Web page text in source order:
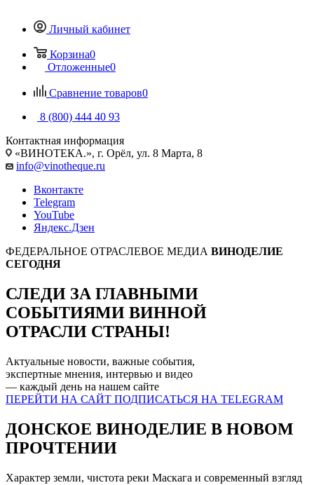
Личный кабинет
Корзина0
Отложенные0
Сравнение товаров0
8 (800) 444 40 93
Контактная информация
«ВИНОТЕКА.», г. Орёл, ул. 8 Марта, 8
info@vinotheque.ru
Вконтакте
Telegram
YouTube
Яндекс.Дзен
ФЕДЕРАЛЬНОЕ ОТРАСЛЕВОЕ МЕДИА ВИНОДЕЛИЕ
СЕГОДНЯ
СЛЕДИ ЗА ГЛАВНЫМИ
СОБЫТИЯМИ ВИННОЙ
ОТРАСЛИ СТРАНЫ!
Актуальные новости, важные события,
экспертные мнения, интервью и видео
— каждый день на нашем сайте
ПЕРЕЙТИ НА САЙТ ПОДПИСАТЬСЯ НА TELEGRAM
ДОНСКОЕ ВИНОДЕЛИЕ В НОВОМ
ПРОЧТЕНИИ
Характер земли, чистота реки Маскага и современный взгляд